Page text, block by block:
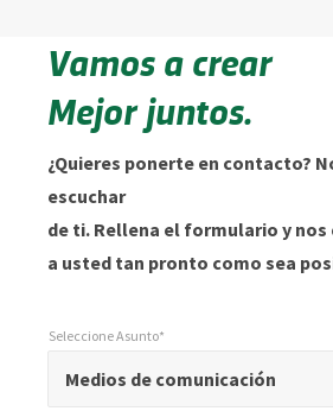
Vamos a crear
Mejor juntos.
¿Quieres ponerte en contacto?
escuchar
de ti. Rellena el formulario y
a usted tan pronto como sea
Medios de comunicación
Seleccione Asunto*